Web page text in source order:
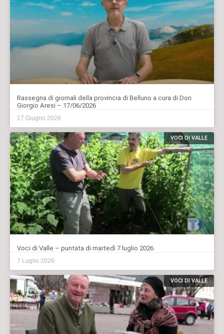
Rassegna di giornali della provincia di Belluno a cura di Don
Giorgio Aresi – 17/06/2026
17 Giugno 2026
VOCI DI VALLE
Voci di Valle – puntata di martedì 7 luglio 2026
7 Luglio 2026
VOCI DI VALLE